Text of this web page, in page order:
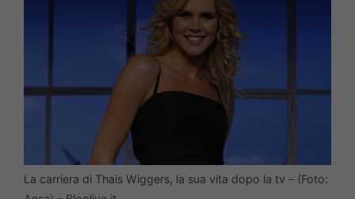
La carriera di Thais Wiggers, la sua vita dopo la tv – (Foto: